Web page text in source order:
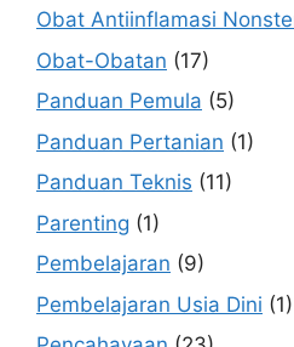
Obat Antiinflamasi
Obat-Obatan (17)
Panduan Pemula (5)
Panduan Pertanian (1)
Panduan Teknis (11)
Parenting (1)
Pembelajaran (9)
Pembelajaran Usia Dini (1)